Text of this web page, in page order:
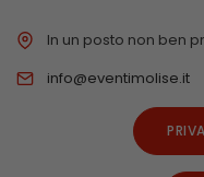
In un posto non ben
info@eventimolise.it